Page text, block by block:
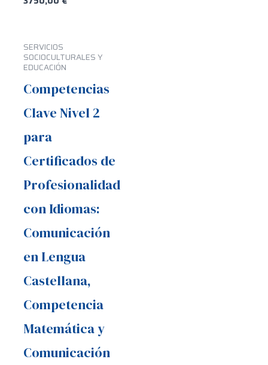
SERVICIOS
SOCIOCULTURALES Y
EDUCACIÓN
Competencias
Clave Nivel 2
para
Certificados de
Profesionalidad
con Idiomas:
Comunicación
en Lengua
Castellana,
Competencia
Matemática y
Comunicación